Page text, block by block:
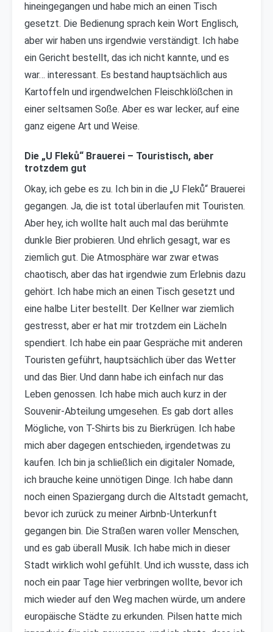
hineingegangen und habe mich an einen Tisch
gesetzt. Die Bedienung sprach kein Wort Englisch,
aber wir haben uns irgendwie verständigt. Ich habe
ein Gericht bestellt, das ich nicht kannte, und es
war… interessant. Es bestand hauptsächlich aus
Kartoffeln und irgendwelchen Fleischklößchen in
einer seltsamen Soße. Aber es war lecker, auf eine
ganz eigene Art und Weise.
Die „U Fleků“ Brauerei – Touristisch, aber
trotzdem gut
Okay, ich gebe es zu. Ich bin in die „U Fleků“ Brauerei
gegangen. Ja, die ist total überlaufen mit Touristen.
Aber hey, ich wollte halt auch mal das berühmte
dunkle Bier probieren. Und ehrlich gesagt, war es
ziemlich gut. Die Atmosphäre war zwar etwas
chaotisch, aber das hat irgendwie zum Erlebnis dazu
gehört. Ich habe mich an einen Tisch gesetzt und
eine halbe Liter bestellt. Der Kellner war ziemlich
gestresst, aber er hat mir trotzdem ein Lächeln
spendiert. Ich habe ein paar Gespräche mit anderen
Touristen geführt, hauptsächlich über das Wetter
und das Bier. Und dann habe ich einfach nur das
Leben genossen. Ich habe mich auch kurz in der
Souvenir-Abteilung umgesehen. Es gab dort alles
Mögliche, von T-Shirts bis zu Bierkrügen. Ich habe
mich aber dagegen entschieden, irgendetwas zu
kaufen. Ich bin ja schließlich ein digitaler Nomade,
ich brauche keine unnötigen Dinge. Ich habe dann
noch einen Spaziergang durch die Altstadt gemacht,
bevor ich zurück zu meiner Airbnb-Unterkunft
gegangen bin. Die Straßen waren voller Menschen,
und es gab überall Musik. Ich habe mich in dieser
Stadt wirklich wohl gefühlt. Und ich wusste, dass ich
noch ein paar Tage hier verbringen wollte, bevor ich
mich wieder auf den Weg machen würde, um andere
europäische Städte zu erkunden. Pilsen hatte mich